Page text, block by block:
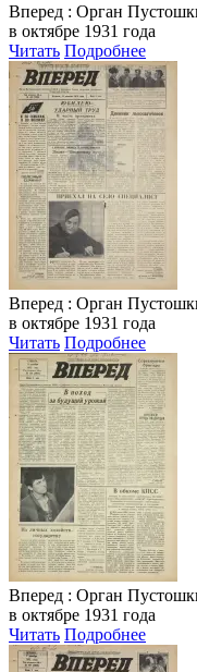
Вперед : Орган
в октябре 1931 года
Читать Подробнее
Вперед : Орган
в октябре 1931 года
Читать Подробнее
Вперед : Орган
в октябре 1931 года
Читать Подробнее